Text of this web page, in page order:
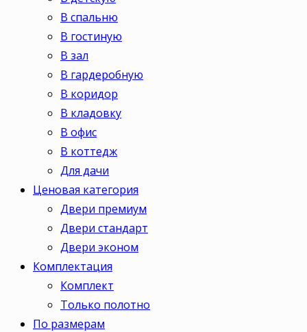
В спальню
В гостиную
В зал
В гардеробную
В коридор
В кладовку
В офис
В коттедж
Для дачи
Ценовая категория
Двери премиум
Двери стандарт
Двери эконом
Комплектация
Комплект
Только полотно
По размерам